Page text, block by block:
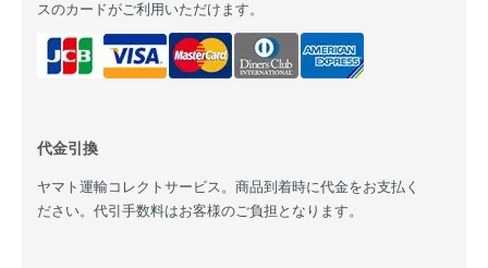
スのカードがご利用いただけます。
代金引換
ヤマト運輸コレクトサービス。商品到着時に代金をお支払く
ださい。代引手数料はお客様のご負担となります。